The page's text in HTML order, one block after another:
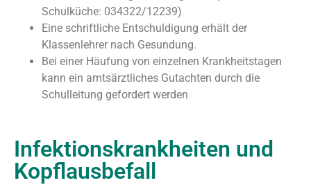
Schulküche: 034322/12239)
Eine schriftliche Entschuldigung erhält der
Klassenlehrer nach Gesundung.
Bei einer Häufung von einzelnen Krankheitstagen
kann ein amtsärztliches Gutachten durch die
Schulleitung gefordert werden
Infektionskrankheiten und
Kopflausbefall